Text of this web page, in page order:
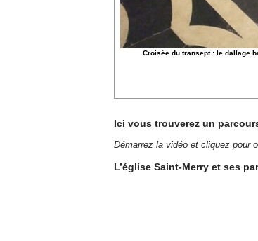
Croisée du transept : le dallage
Ici vous trouverez un
Démarrez la vidéo et cliquez pour
L’église Saint-Merry et ses